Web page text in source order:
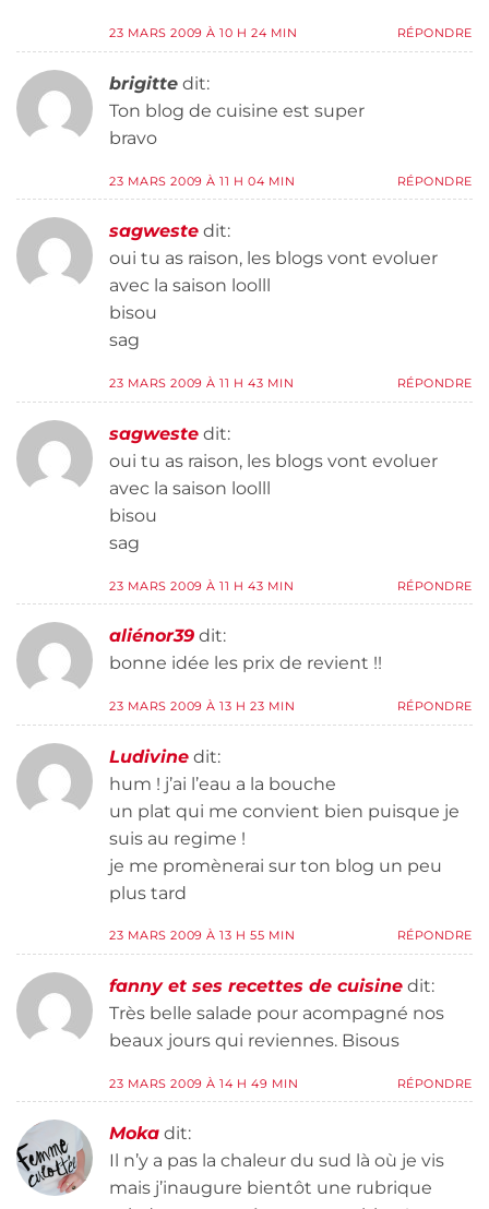
23 MARS 2009 À 10 H 24 MIN RÉPONDRE
brigitte dit:
Ton blog de cuisine est super
bravo
23 MARS 2009 À 11 H 04 MIN RÉPONDRE
sagweste dit:
oui tu as raison, les blogs vont evoluer
avec la saison loolll
bisou
sag
23 MARS 2009 À 11 H 43 MIN RÉPONDRE
sagweste dit:
oui tu as raison, les blogs vont evoluer
avec la saison loolll
bisou
sag
23 MARS 2009 À 11 H 43 MIN RÉPONDRE
aliénor39 dit:
bonne idée les prix de revient !!
23 MARS 2009 À 13 H 23 MIN RÉPONDRE
Ludivine dit:
hum ! j’ai l’eau a la bouche
un plat qui me convient bien puisque je
suis au regime !
je me promènerai sur ton blog un peu
plus tard
23 MARS 2009 À 13 H 55 MIN RÉPONDRE
fanny et ses recettes de cuisine dit:
Très belle salade pour acompagné nos
beaux jours qui reviennes. Bisous
23 MARS 2009 À 14 H 49 MIN RÉPONDRE
Moka dit:
Il n’y a pas la chaleur du sud là où je vis
mais j’inaugure bientôt une rubrique